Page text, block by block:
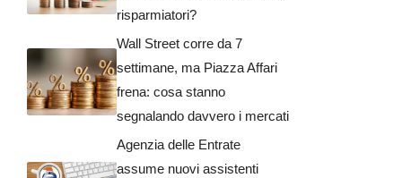
risparmiatori?
Wall Street corre da 7
settimane, ma Piazza Affari
frena: cosa stanno
segnalando davvero i mercati
Agenzia delle Entrate
assume nuovi assistenti